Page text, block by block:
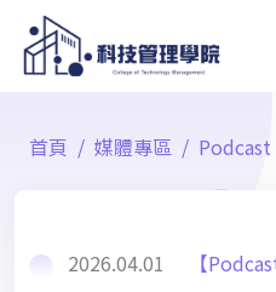
首頁 媒體專區 Podcast
2026.04.01 【